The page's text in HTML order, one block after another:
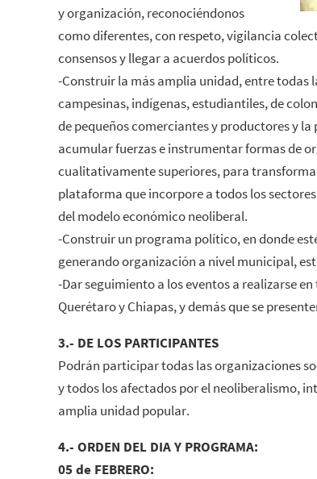
y organización, reconociéndonos
como diferentes, con respeto, vigilancia
consensos y llegar a acuerdos políticos.
-Construir la más amplia unidad, entre todas
campesinas, indígenas, estudiantiles, de
de pequeños comerciantes y productores y
acumular fuerzas e instrumentar formas de
cualitativamente superiores, para
plataforma que incorpore a todos los
del modelo económico neoliberal.
-Construir un programa político, en donde
generando organización a nivel municipal,
-Dar seguimiento a los eventos a realizarse
Querétaro y Chiapas, y demás que se
3.- DE LOS PARTICIPANTES
Podrán participar todas las organizaciones
y todos los afectados por el neoliberalismo,
amplia unidad popular.
4.- ORDEN DEL DIA Y PROGRAMA:
05 de FEBRERO: